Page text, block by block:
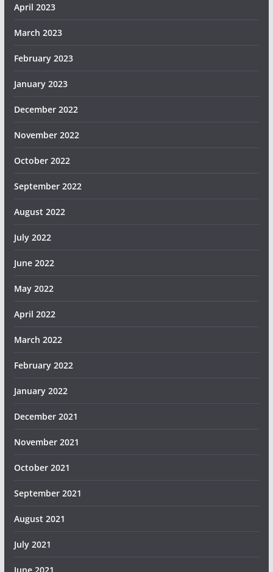
April 2023
March 2023
February 2023
January 2023
December 2022
November 2022
October 2022
September 2022
August 2022
July 2022
June 2022
May 2022
April 2022
March 2022
February 2022
January 2022
December 2021
November 2021
October 2021
September 2021
August 2021
July 2021